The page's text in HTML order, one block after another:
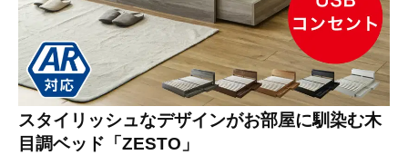
スタイリッシュなデザインがお部屋に馴染む木
目調ベッド「ZESTO」